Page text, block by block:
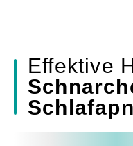
Effektive